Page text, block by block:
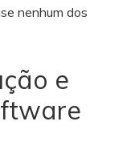
nenhum dos
e